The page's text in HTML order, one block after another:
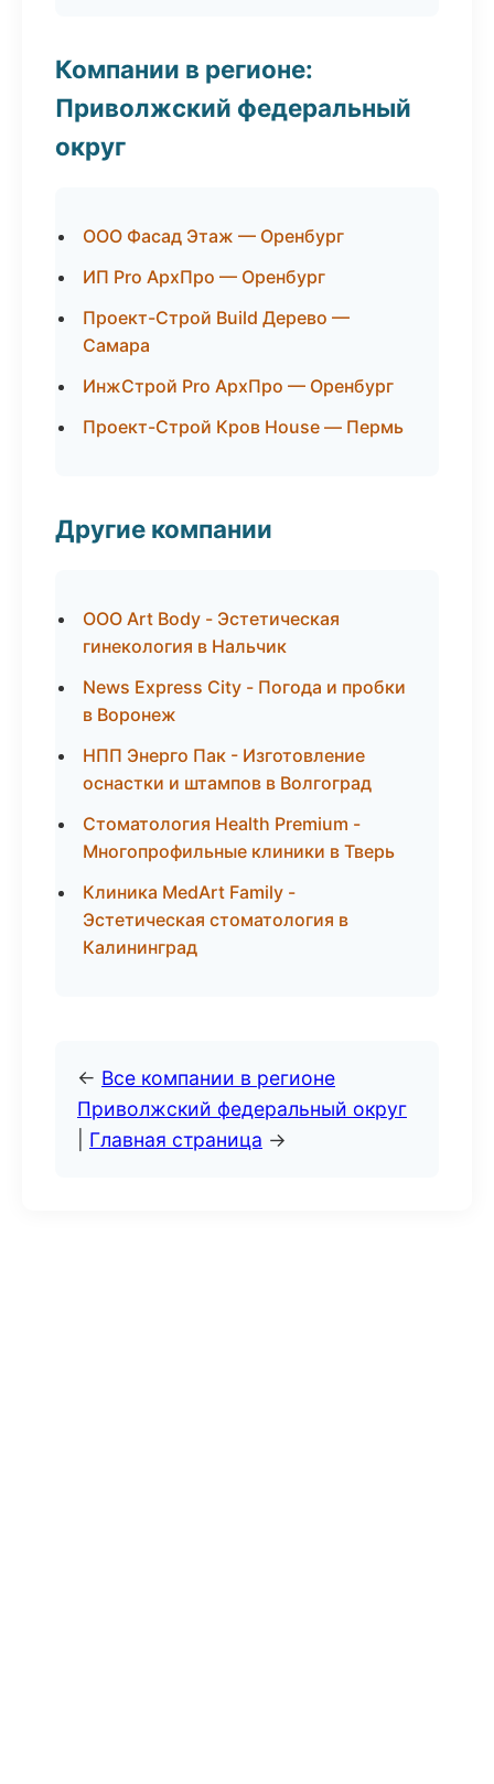
Компании в регионе:
Приволжский федеральный
округ
ООО Фасад Этаж — Оренбург
ИП Pro АрхПро — Оренбург
Проект-Строй Build Дерево —
Самара
ИнжСтрой Pro АрхПро — Оренбург
Проект-Строй Кров House — Пермь
Другие компании
ООО Art Body - Эстетическая
гинекология в Нальчик
News Express City - Погода и пробки
в Воронеж
НПП Энерго Пак - Изготовление
оснастки и штампов в Волгоград
Стоматология Health Premium -
Многопрофильные клиники в Тверь
Клиника MedArt Family -
Эстетическая стоматология в
Калининград
← Все компании в регионе
Приволжский федеральный округ
Главная страница →